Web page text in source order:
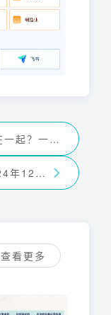
两个excel怎么整合在一起？一分钟学会表格合并-九数云BI
九数云BI版本更新：2024年12月更新
查看更多